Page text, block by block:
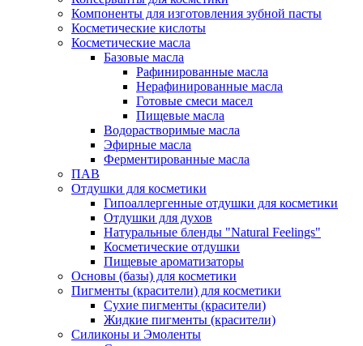
Компоненты для изготовления зубной пасты
Косметические кислоты
Косметические масла
Базовые масла
Рафинированные масла
Нерафинированные масла
Готовые смеси масел
Пищевые масла
Водорастворимые масла
Эфирные масла
Ферментированные масла
ПАВ
Отдушки для косметики
Гипоаллергенные отдушки для косметики
Отдушки для духов
Натуральные бленды "Natural Feelings"
Косметические отдушки
Пищевые ароматизаторы
Основы (базы) для косметики
Пигменты (красители) для косметики
Сухие пигменты (красители)
Жидкие пигменты (красители)
Силиконы и Эмоленты